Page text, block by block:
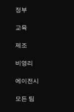
정부
교육
제조
비영리
에이전시
모든 팀